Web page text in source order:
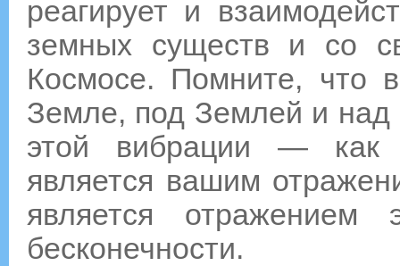
реагирует и
земных существ и со
Космосе. Помните, что
Земле, под Землей и
этой вибрации — как
является вашим
является
бесконечности.